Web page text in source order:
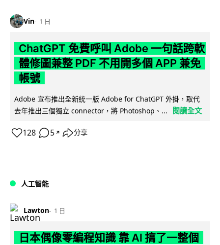
Vin 1 日
ChatGPT 免費呼叫 Adobe 一句話跨軟
體修圖兼整 PDF 不用開多個 APP 兼免
帳號
Adobe 宣布推出全新統一版 Adobe for ChatGPT 外掛，取代
去年推出三個獨立 connector，將 Photoshop、...
閱讀全文
128 5 ↗ 分享
人工智能
Lawton 1 日
日本偶像零編程知識 靠 AI 搞了一整個